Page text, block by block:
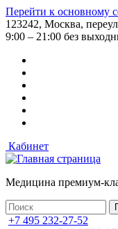
Перейти к основному
123242, Москва,
9:00 – 21:00 без
Кабинет
Медицина премиум-
+7 495 232-27-52